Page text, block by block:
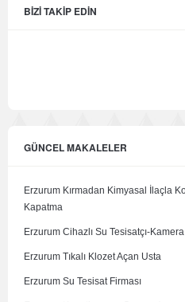
BİZİ TAKİP EDİN
GÜNCEL MAKALELER
Erzurum Kırmadan Kimyasal İlaçla
Kapatma
Erzurum Cihazlı Su Tesisatçı-
Erzurum Tıkalı Klozet Açan Usta
Erzurum Su Tesisat Firması